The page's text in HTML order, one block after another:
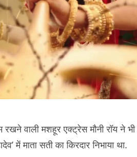
वाली मशहूर एक्ट्रेस मौनी रॉय ने भी
में माता सती का किरदार निभाया था.